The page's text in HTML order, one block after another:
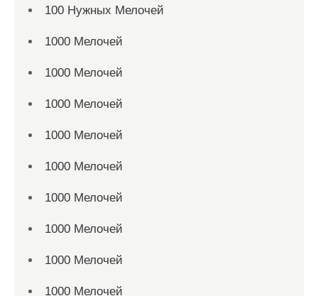
100 Нужных Мелочей
1000 Мелочей
1000 Мелочей
1000 Мелочей
1000 Мелочей
1000 Мелочей
1000 Мелочей
1000 Мелочей
1000 Мелочей
1000 Мелочей